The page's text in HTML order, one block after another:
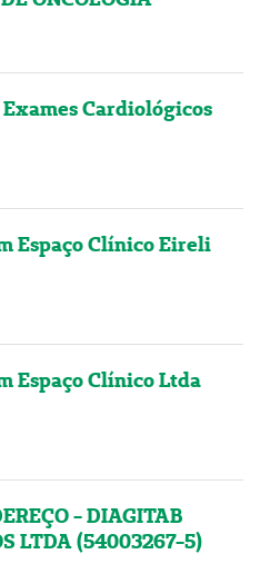
Cardiológicos
Espaço Clínico Eireli
Espaço Clínico Ltda
- DIAGITAB
LTDA (54003267-5)